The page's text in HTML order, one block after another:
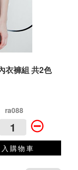
衣褲組 共2色
ra088
購物車